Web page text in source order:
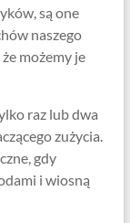
są one
naszego
możemy je
raz lub dwa
zużycia.
gdy
i wiosną